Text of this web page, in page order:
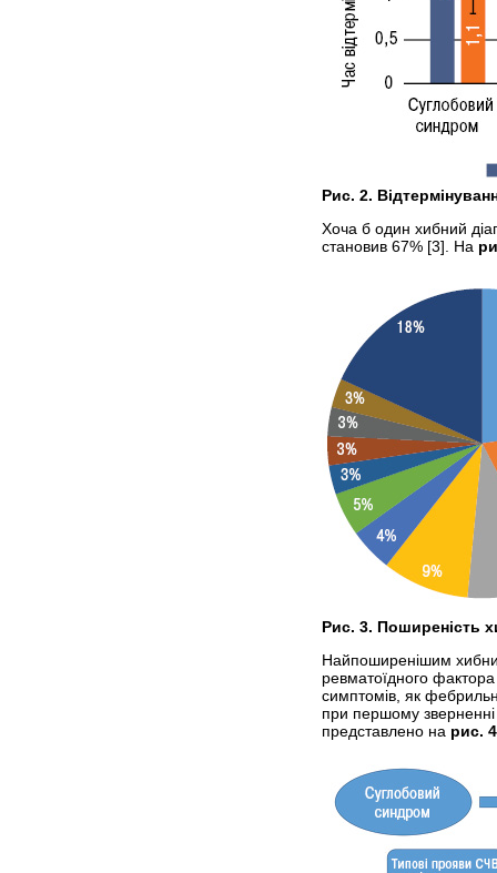
Рис. 2.
Хоча б один хибний
становив 67% [3]. На
Рис. 3. Поширеність
Найпоширенішим
ревматоїдного
симптомів, як
при першому
представлено на рис. 4